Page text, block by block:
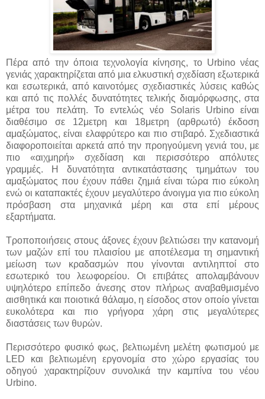
Πέρα από την όποια τεχνολογία κίνησης, το Urbino νέας
γενιάς χαρακτηρίζεται από μια ελκυστική σχεδίαση εξωτερικά
και εσωτερικά, από καινοτόμες σχεδιαστικές λύσεις καθώς
και από τις πολλές δυνατότητες τελικής διαμόρφωσης, στα
μέτρα του πελάτη. Το εντελώς νέο Solaris Urbino είναι
διαθέσιμο σε 12μετρη και 18μετρη (αρθρωτό) έκδοση
αμαξώματος, είναι ελαφρύτερο και πιο στιβαρό. Σχεδιαστικά
διαφοροποιείται αρκετά από την προηγούμενη γενιά του, με
πιο «αιχμηρή» σχεδίαση και περισσότερο απόλυτες
γραμμές. Η δυνατότητα αντικατάστασης τμημάτων του
αμαξώματος που έχουν πάθει ζημιά είναι τώρα πιο εύκολη
ενώ οι καταπακτές έχουν μεγαλύτερο άνοιγμα για πιο εύκολη
πρόσβαση στα μηχανικά μέρη και στα επί μέρους
εξαρτήματα.
Τροποποιήσεις στους άξονες έχουν βελτιώσει την κατανομή
των μαζών επί του πλαισίου με αποτέλεσμα τη σημαντική
μείωση των κραδασμών που γίνονται αντιληπτοί στο
εσωτερικό του λεωφορείου. Οι επιβάτες απολαμβάνουν
υψηλότερο επίπεδο άνεσης στον πλήρως αναβαθμισμένο
αισθητικά και ποιοτικά θάλαμο, η είσοδος στον οποίο γίνεται
ευκολότερα και πιο γρήγορα χάρη στις μεγαλύτερες
διαστάσεις των θυρών.
Περισσότερο φυσικό φως, βελτιωμένη μελέτη φωτισμού με
LED και βελτιωμένη εργονομία στο χώρο εργασίας του
οδηγού χαρακτηρίζουν συνολικά την καμπίνα του νέου
Urbino.